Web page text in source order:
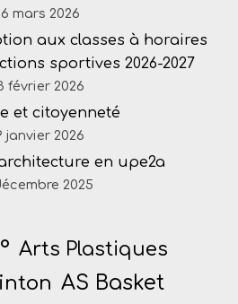
mars 2026
aux classes à horaires
sportives 2026-2027
février 2026
et citoyenneté
janvier 2026
en upe2a
2025
Arts Plastiques
AS Basket